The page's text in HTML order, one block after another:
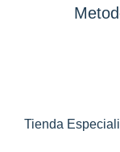
Tienda